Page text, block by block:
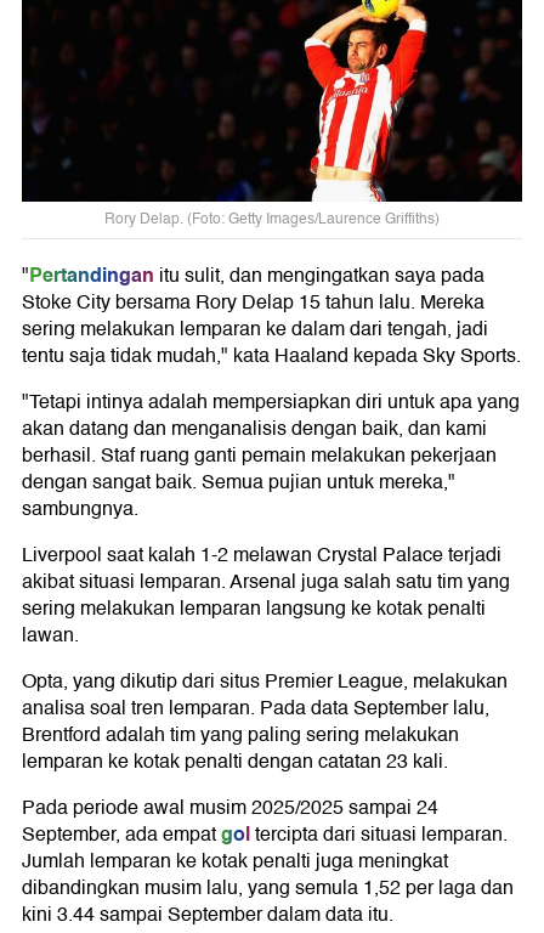
Rory Delap. (Foto: Getty Images/Laurence Griffiths)
"Pertandingan itu sulit, dan mengingatkan saya pada
Stoke City bersama Rory Delap 15 tahun lalu. Mereka
sering melakukan lemparan ke dalam dari tengah, jadi
tentu saja tidak mudah," kata Haaland kepada Sky Sports.
"Tetapi intinya adalah mempersiapkan diri untuk apa yang
akan datang dan menganalisis dengan baik, dan kami
berhasil. Staf ruang ganti pemain melakukan pekerjaan
dengan sangat baik. Semua pujian untuk mereka,"
sambungnya.
Liverpool saat kalah 1-2 melawan Crystal Palace terjadi
akibat situasi lemparan. Arsenal juga salah satu tim yang
sering melakukan lemparan langsung ke kotak penalti
lawan.
Opta, yang dikutip dari situs Premier League, melakukan
analisa soal tren lemparan. Pada data September lalu,
Brentford adalah tim yang paling sering melakukan
lemparan ke kotak penalti dengan catatan 23 kali.
Pada periode awal musim 2025/2025 sampai 24
September, ada empatgoltercipta dari situasi lemparan.
Jumlah lemparan ke kotak penalti juga meningkat
dibandingkan musim lalu, yang semula 1,52 per laga dan
kini 3.44 sampai September dalam data itu.